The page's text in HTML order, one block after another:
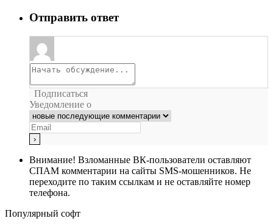
Отправить ответ
Подписаться
Уведомление о
Внимание! Взломанные ВК-пользователи оставляют
СПАМ комментарии на сайты SMS-мошенников. Не
переходите по таким ссылкам и не оставляйте номер
телефона.
Популярный софт